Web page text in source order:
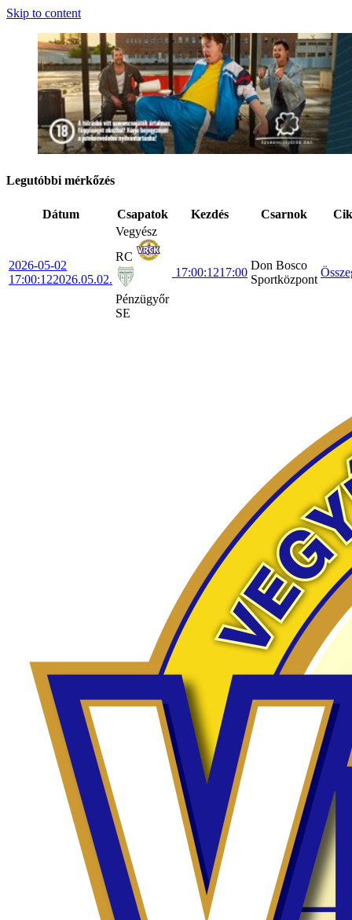
Skip to content
Legutóbbi mérkőzés
Dátum Csapatok Kezdés Csarnok
2026-05-02
17:00:122026.05.02.
Vegyész
RC
Pénzügyőr
SE
17:00:1217:00
Don Bosco
Sportközpont